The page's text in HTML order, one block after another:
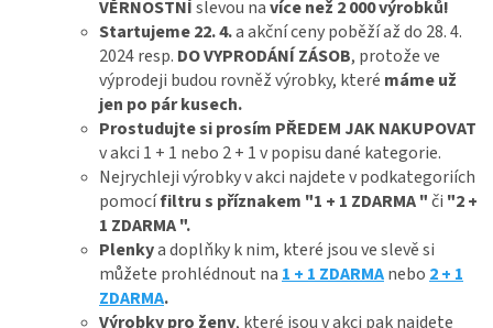
VĚRNOSTNÍslevou navíce než 2 000 výrobků!
Startujeme 22. 4.a akční ceny poběží až do 28. 4.
2024 resp. DO VYPRODÁNÍ ZÁSOB, protože ve
výprodeji budou rovněž výrobky, které máme už
jen po pár kusech.
Prostudujte si prosím PŘEDEM JAK NAKUPOVAT
v akci 1 + 1 nebo 2 + 1 v popisu dané kategorie.
Nejrychleji výrobky v akci najdete v podkategoriích
pomocífiltru s příznakem "1 + 1 ZDARMA "či "2 +
1 ZDARMA ".
Plenkya doplňky k nim, které jsou ve slevě si
můžete prohlédnout na 1 + 1 ZDARMAnebo 2 + 1
ZDARMA.
Výrobky pro ženy, které jsou v akci pak najdete